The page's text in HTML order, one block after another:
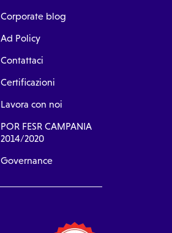
Corporate blog
Ad Policy
Contattaci
Certificazioni
Lavora con noi
POR FESR CAMPANIA
2014/2020
Governance